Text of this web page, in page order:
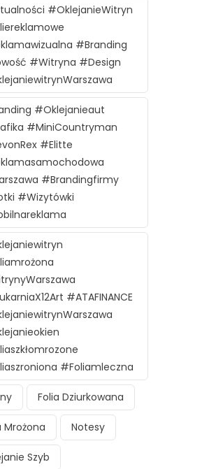
#oklejanieWitryn
#branding
#witryna #design
#oklejanieaut
#MiniCountryman
#Elitte
#brandingfirmy
#wizytówki
#ATAFINANCE
#foliamleczna
Folia Dziurkowana
Mrożona Notesy
Szyb